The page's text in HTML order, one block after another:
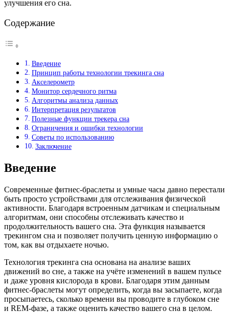
улучшения его сна.
Содержание
Введение
Принцип работы технологии трекинга сна
Акселерометр
Монитор сердечного ритма
Алгоритмы анализа данных
Интерпретация результатов
Полезные функции трекера сна
Ограничения и ошибки технологии
Советы по использованию
Заключение
Введение
Современные фитнес-браслеты и умные часы давно перестали
быть просто устройствами для отслеживания физической
активности. Благодаря встроенным датчикам и специальным
алгоритмам, они способны отслеживать качество и
продолжительность вашего сна. Эта функция называется
трекингом сна и позволяет получить ценную информацию о
том, как вы отдыхаете ночью.
Технология трекинга сна основана на анализе ваших
движений во сне, а также на учёте изменений в вашем пульсе
и даже уровня кислорода в крови. Благодаря этим данным
фитнес-браслеты могут определить, когда вы засыпаете, когда
просыпаетесь, сколько времени вы проводите в глубоком сне
и REM-фазе, а также оценить качество вашего сна в целом.